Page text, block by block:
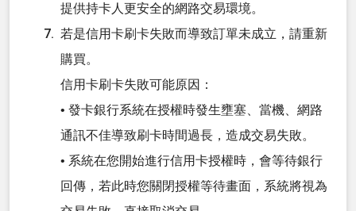
提供持卡人更安全的網路交易環境。
若是信用卡刷卡失敗而導致訂單未成立，請重新
購買。
信用卡刷卡失敗可能原因：
• 發卡銀行系統在授權時發生壅塞、當機、網路
通訊不佳導致刷卡時間過長，造成交易失敗。
• 系統在您開始進行信用卡授權時，會等待銀行
回傳，若此時您關閉授權等待畫面，系統將視為